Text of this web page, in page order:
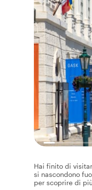
Hai finito di
si nascondono
per scoprire di